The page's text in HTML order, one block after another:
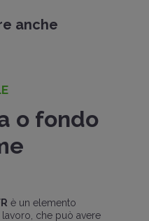
anche
o fondo
è un elemento
che può avere